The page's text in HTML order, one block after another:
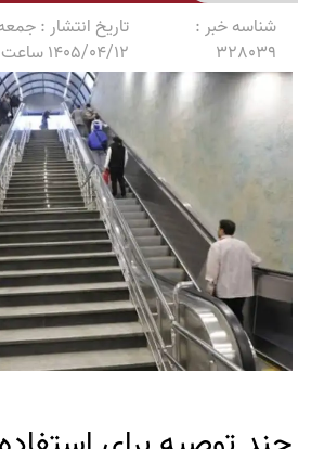
شناسه خبر :
328039
تاریخ انتشار :
1405/04/12 ساعت 13:10